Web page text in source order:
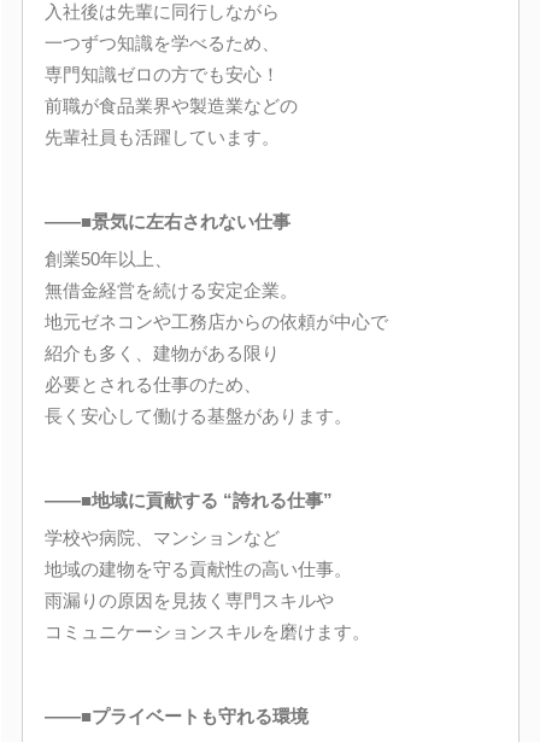
入社後は先輩に同行しながら
一つずつ知識を学べるため、
専門知識ゼロの方でも安心！
前職が食品業界や製造業などの
先輩社員も活躍しています。
――■景気に左右されない仕事
創業50年以上、
無借金経営を続ける安定企業。
地元ゼネコンや工務店からの依頼が中心で
紹介も多く、建物がある限り
必要とされる仕事のため、
長く安心して働ける基盤があります。
――■地域に貢献する “誇れる仕事”
学校や病院、マンションなど
地域の建物を守る貢献性の高い仕事。
雨漏りの原因を見抜く専門スキルや
コミュニケーションスキルを磨けます。
――■プライベートも守れる環境